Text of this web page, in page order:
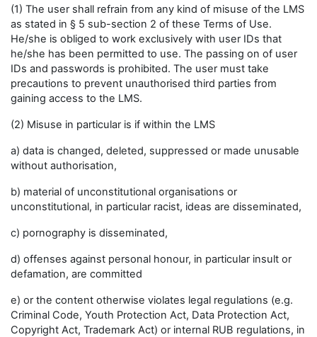
(1) The user shall refrain from any kind of misuse of the LMS
as stated in § 5 sub-section 2 of these Terms of Use.
He/she is obliged to work exclusively with user IDs that
he/she has been permitted to use. The passing on of user
IDs and passwords is prohibited. The user must take
precautions to prevent unauthorised third parties from
gaining access to the LMS.
(2) Misuse in particular is if within the LMS
a) data is changed, deleted, suppressed or made unusable
without authorisation,
b) material of unconstitutional organisations or
unconstitutional, in particular racist, ideas are disseminated,
c) pornography is disseminated,
d) offenses against personal honour, in particular insult or
defamation, are committed
e) or the content otherwise violates legal regulations (e.g.
Criminal Code, Youth Protection Act, Data Protection Act,
Copyright Act, Trademark Act) or internal RUB regulations, in